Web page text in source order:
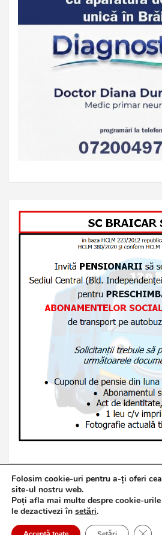
Copyright © 2026
Politică de confidențialitate
Folosim cookie-uri pentru a-ți oferi
site-ul nostru web.
Poți afla mai multe despre cookie-
le dezactivezi în setări.